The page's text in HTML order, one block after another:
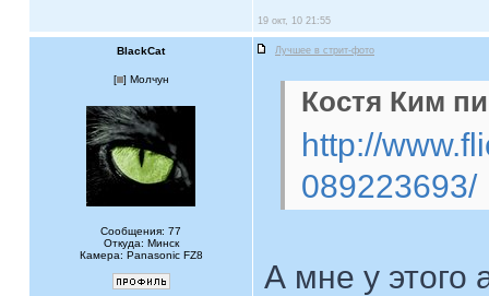
19 окт, 10 21:55
BlackCat Лучшее в стрит-фото
[ ] Молчун
Сообщения: 77
Откуда: Минск
Камера: Panasonic FZ8
Костя Ким
http://
089223693/
А мне у этого